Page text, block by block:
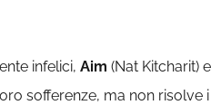
infelici, Aim (Nat Kitcharit) e
sofferenze, ma non